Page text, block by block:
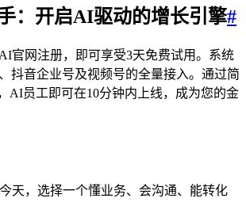
：开启AI驱动的增长引擎#
官网注册，即可享受3天免费试用。系统
抖音企业号及视频号的全量接入。通过简
AI员工即可在10分钟内上线，成为您的金
天，选择一个懂业务、会沟通、能转化